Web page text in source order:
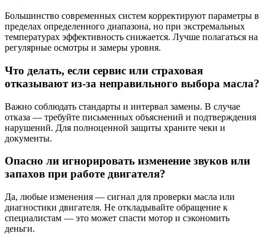
Большинство современных систем корректируют параметры в
пределах определенного диапазона, но при экстремальных
температурах эффективность снижается. Лучше полагаться на
регулярные осмотры и замеры уровня.
Что делать, если сервис или страховая
отказывают из-за неправильного выбора масла?
Важно соблюдать стандарты и интервал замены. В случае
отказа — требуйте письменных объяснений и подтверждения
нарушений. Для полноценной защиты храните чеки и
документы.
Опасно ли игнорировать изменение звуков или
запахов при работе двигателя?
Да, любые изменения — сигнал для проверки масла или
диагностики двигателя. Не откладывайте обращение к
специалистам — это может спасти мотор и сэкономить
деньги.